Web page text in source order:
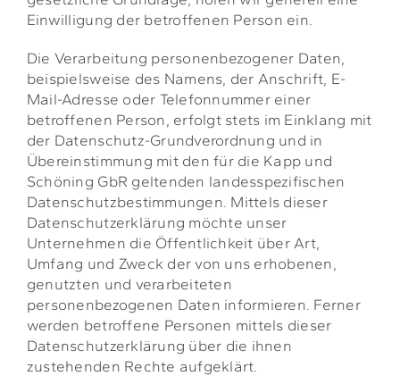
Einwilligung der betroffenen Person ein.
Die Verarbeitung personenbezogener Daten,
beispielsweise des Namens, der Anschrift, E-
Mail-Adresse oder Telefonnummer einer
betroffenen Person, erfolgt stets im Einklang mit
der Datenschutz-Grundverordnung und in
Übereinstimmung mit den für die Kapp und
Schöning GbR geltenden landesspezifischen
Datenschutzbestimmungen. Mittels dieser
Datenschutzerklärung möchte unser
Unternehmen die Öffentlichkeit über Art,
Umfang und Zweck der von uns erhobenen,
genutzten und verarbeiteten
personenbezogenen Daten informieren. Ferner
werden betroffene Personen mittels dieser
Datenschutzerklärung über die ihnen
zustehenden Rechte aufgeklärt.